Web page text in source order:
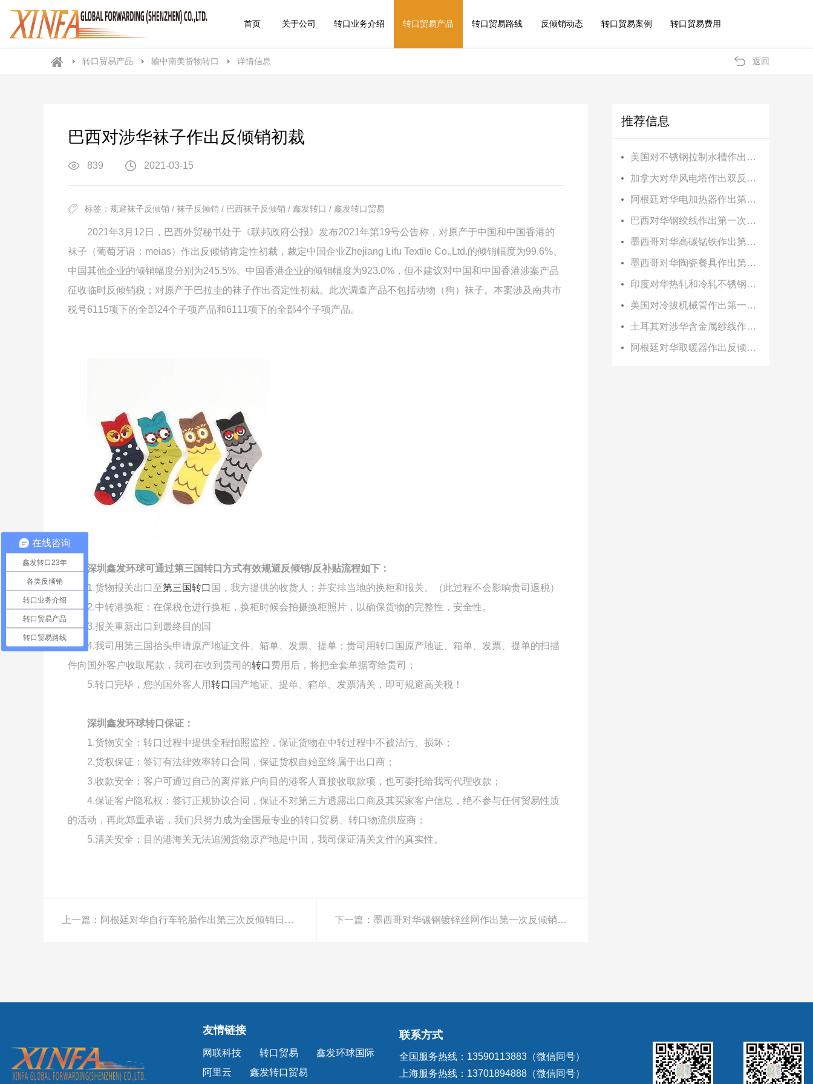
首页 关于公司 转口业务介绍 转口贸易产品 转口贸易路线 反倾销动态 转口贸易案例 转口贸易费用
转口贸易产品 输中南美货物转口 详情信息 返回
巴西对涉华袜子作出反倾销初裁
839 2021-03-15
标签：规避袜子反倾销 / 袜子反倾销 / 巴西袜子反倾销 / 鑫发转口 / 鑫发转口贸易
2021 年3 月 12 日，巴西外贸秘书处于《联邦政府公报》发布2021 年第19号公告称，对原产于中国和中国香港的
袜子（葡萄牙语： meias）作出反倾销肯定性初裁，裁定中国企业Zhejiang Lifu Textile Co.,Ltd.的倾销幅度为99.6%
中国其他企业的倾销幅度分别为245.5% 、中国香港企业的倾销幅度为923.0% ，但不建议对中国和中国香港涉案产品
征收临时反倾销税；对原产于巴拉圭的袜子作出否定性初裁。此次调查产品不包括动物（狗）袜子。本案涉及南共市
税号6115项下的全部24个子项产品和6111 项下的全部4个子项产品。
深圳鑫发环球可通过第三国转口方式有效规避反倾销/反补贴流程如下：
1.货物报关出口至第三国转口 国，我方提供的收货人；并安排当地的换柜和报关。（此过程不会影响贵司退税）
2.中转港换柜：在保税仓进行换柜，换柜时候会拍摄换柜照片，以确保货物的完整性，安全性。
3.报关重新出口到最终目的国
4.我司用第三国抬头申请原产地证文件、箱单、发票、提单；贵司用转口国原产地证、箱单、发票、提单的扫描
件向国外客户收取尾款，我司在收到贵司的转口费用后，将把全套单据寄给贵司；
5.转口完毕，您的国外客人用转口 国产地证、提单、箱单、发票清关，即可规避高关税！
深圳鑫发环球转口保证：
1.货物安全：转口过程中提供全程拍照监控，保证货物在中转过程中不被沾污、损坏；
2.货权保证：签订有法律效率转口合同，保证货权自始至终属于出口商；
3.收款安全：客户可通过自己的离岸账户向目的港客人直接收取款项，也可委托给我司代理收款；
4.保证客户隐私权：签订正规协议合同，保证不对第三方透露出口商及其买家客户信息，绝不参与任何贸易性质
的活动，再此郑重承诺，我们只努力成为全国最专业的转口贸易、转口物流供应商；
5.清关安全：目的港海关无法追溯货物原产地是中国，我司保证清关文件的真实性。
上一篇：阿根廷对华自行车轮胎作出第三次反倾销日落合并情势变迁复审终裁 下一篇：墨西哥对华碳钢镀锌丝网作出第一次反倾销日落复审终裁
推荐信息
美国对不锈钢拉制水槽作出第二次反补贴日落复审终裁
加拿大对华风电塔作出双反初裁
阿根廷对华电加热器作出第二次反倾销日落复审终裁
巴西对华钢绞线作出第一次反倾销日落复审肯定性终裁
墨西哥对华高碳锰铁作出第三次反倾销日落复审终裁
墨西哥对华陶瓷餐具作出第一次反倾销日落复审终裁
印度对华热轧和冷轧不锈钢板作出第一次反补贴日落复审终裁
美国对冷拔机械管作出第一次反倾销日落复审终裁
土耳其对涉华含金属纱线作出第三次反倾销日落复审终裁
阿根廷对华取暖器作出反倾销初裁
友情链接
网联科技 转口贸易
鑫发环球国际
阿里云
鑫发转口贸易
联系方式
全国服务热线：13590113883（微信同号）
上海服务热线：13701894888（微信同号）
在线咨询
鑫发转口23年
各类反倾销
转口业务介绍
转口贸易产品
转口贸易路线